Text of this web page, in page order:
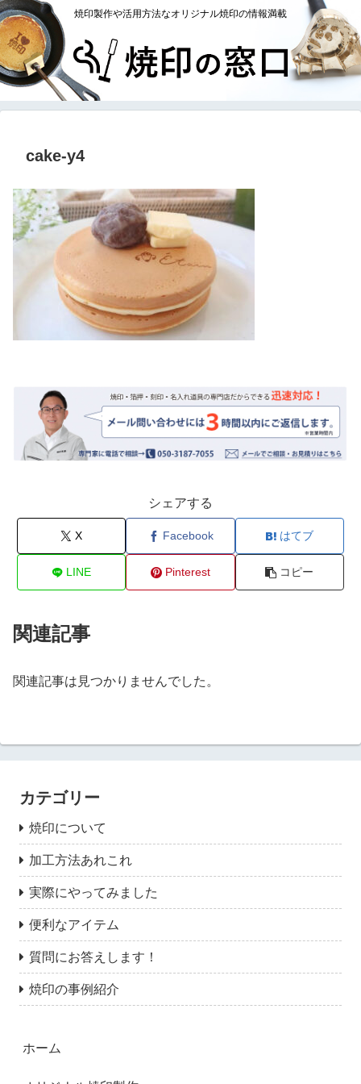
焼印製作や活用方法なオリジナル焼印の情報満載
cake-y4
シェアする
X Facebook はてブ
LINE Pinterest コピー
関連記事
関連記事は見つかりませんでした。
カテゴリー
焼印について
加工方法あれこれ
実際にやってみました
便利なアイテム
質問にお答えします！
焼印の事例紹介
ホーム